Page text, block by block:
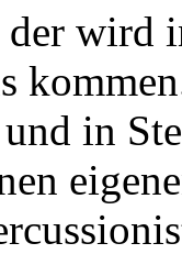
wird
in